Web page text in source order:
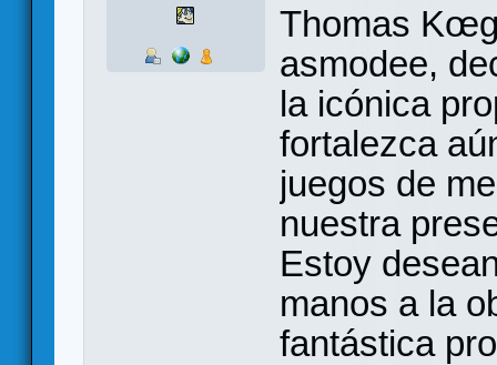
Thomas
asmodee,
la icónica
fortalezca
juegos de
nuestra
Estoy
manos a la
fantástica